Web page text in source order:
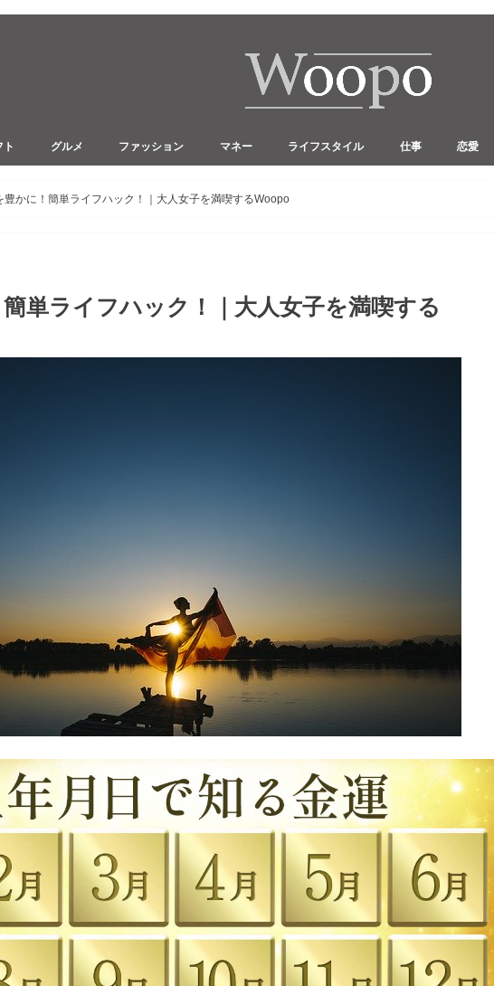
ト グルメ ファッション マネー ライフスタイル 仕事 恋愛
豊かに！簡単ライフハック！｜大人女子を満喫するWoopo
単ライフハック！｜大人女子を満喫する